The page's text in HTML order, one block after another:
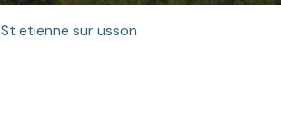
St etienne sur usson